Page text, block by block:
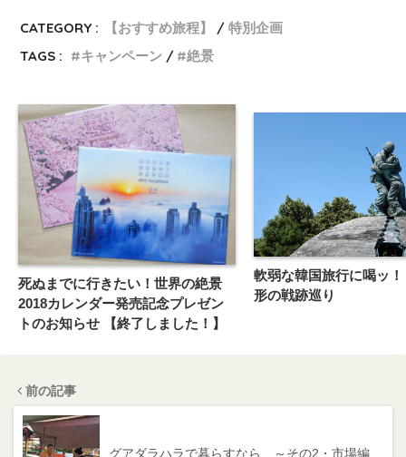
CATEGORY : 【おすすめ旅程】
特別企画
TAGS :
キャンペーン 絶景
死ぬまでに行きたい！世界の絶景
2018カレンダー発売記念プレゼン
トのお知らせ 【終了しました！】
軟弱な韓国旅行に喝ッ
形の戦跡巡り
前の記事
グアダラハラで暮らすなら ～その2・市場編